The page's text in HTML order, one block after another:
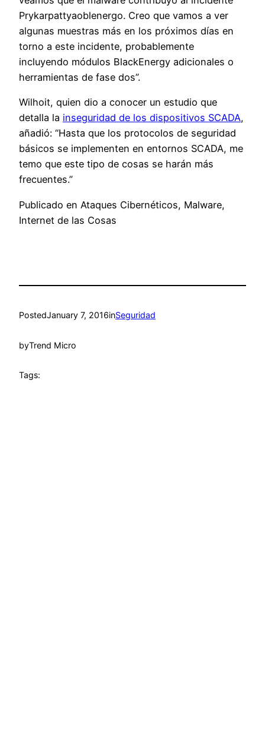
Prykarpattyaoblenergo. Creo que vamos a ver
algunas muestras más en los próximos días en
torno a este incidente, probablemente
incluyendo módulos BlackEnergy adicionales o
herramientas de fase dos”.
Wilhoit, quien dio a conocer un estudio que
detalla la inseguridad de los dispositivos SCADA,
añadió: “Hasta que los protocolos de seguridad
básicos se implementen en entornos SCADA, me
temo que este tipo de cosas se harán más
frecuentes.”
Publicado en Ataques Cibernéticos, Malware,
Internet de las Cosas
PostedJanuary 7, 2016inSeguridad
byTrend Micro
Tags: